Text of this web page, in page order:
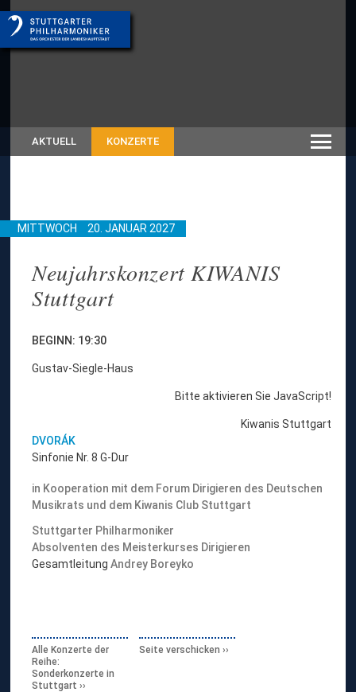
AKTUELL KONZERTE
MITTWOCH 20. JANUAR 2027
Neujahrskonzert KIWANIS
Stuttgart
BEGINN: 19:30
Gustav-Siegle-Haus
Bitte aktivieren Sie JavaScript!
Kiwanis Stuttgart
DVORÁK
Sinfonie Nr. 8 G-Dur
in Kooperation mit dem Forum Dirigieren des Deutschen
Musikrats und dem Kiwanis Club Stuttgart
Stuttgarter Philharmoniker
Absolventen des Meisterkurses Dirigieren
GesamtleitungAndrey Boreyko
Alle Konzerte der
Reihe:
Sonderkonzerte in
Stuttgart
Seite verschicken